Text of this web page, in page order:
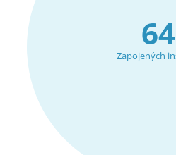
64
Zapojených